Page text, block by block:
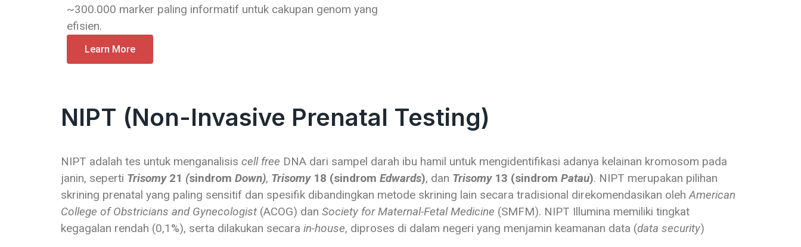
~300.000 marker paling informatif untuk cakupan genom yang
efisien.
Learn More
NIPT (Non-Invasive Prenatal Testing)
NIPT adalah tes untuk menganalisis cell free DNA dari sampel darah ibu hamil untuk mengidentifikasi adanya kelainan kromosom pada
janin, seperti Trisomy 21 (sindrom Down), Trisomy18 (sindrom Edwards), dan Trisomy13 (sindrom Patau). NIPT merupakan pilihan
skrining prenatal yang paling sensitif dan spesifik dibandingkan metode skrining lain secara tradisional direkomendasikan olehAmerican
College of Obstricians and Gynecologist (ACOG) dan Society for Maternal-Fetal Medicine (SMFM). NIPT Illumina memiliki tingkat
kegagalan rendah (0,1%), serta dilakukan secara in-house, diproses di dalam negeri yang menjamin keamanan data (data security)